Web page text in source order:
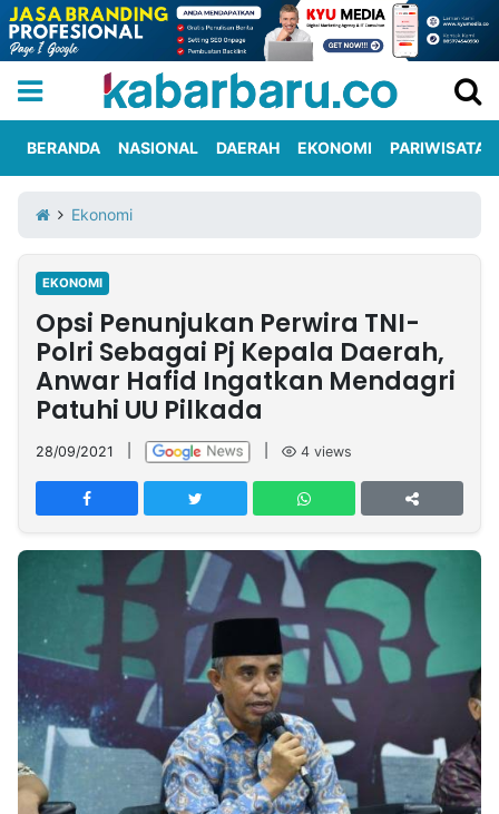
Iklan
Berita
Kami
Nasional
International
Olahraga
Entertainment
Daerah
Pariwisata
Kuliner
Kolom
Network
PT
TREETAN
MULTIMEDIA
INDONESIA
Partner
Insight
NTB
Suara
Time
Lens
IDN
Daily
Jogja
Jalan
Rakyat
Idealita
News
Kita
Notice
Radar
Baru
Seedbacklink
Follow
Kabarbaru
BERANDA NASIONAL DAERAH EKONOMI PARIWISATA
Ekonomi
EKONOMI
Opsi Penunjukan Perwira TNI-
Polri Sebagai Pj Kepala Daerah,
Anwar Hafid Ingatkan Mendagri
Patuhi UU Pilkada
28/09/2021 4 views